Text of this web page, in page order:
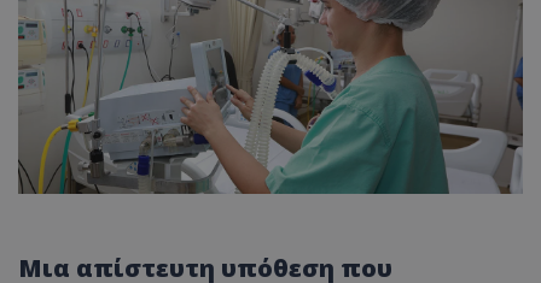
Μια απίστευτη υπόθεση που